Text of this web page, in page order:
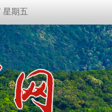
星期五